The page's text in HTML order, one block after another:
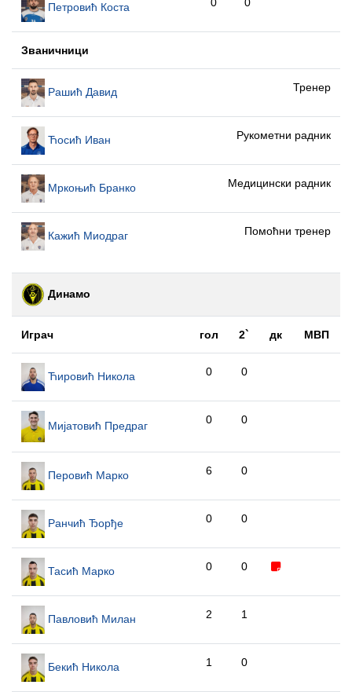
Петровић Коста
Званичници
Рашић Давид Тренер
Ћосић Иван Рукометни радник
Мркоњић Бранко Медицински радник
Кажић Миодраг Помоћни тренер
Динамо
Играч гол 2` дк МВП
Ћировић Никола 0 0
Мијатовић Предраг 0 0
Перовић Марко 6 0
Ранчић Ђорђе 0 0
Тасић Марко 0 0
Павловић Милан 2 1
Бекић Никола 1 0